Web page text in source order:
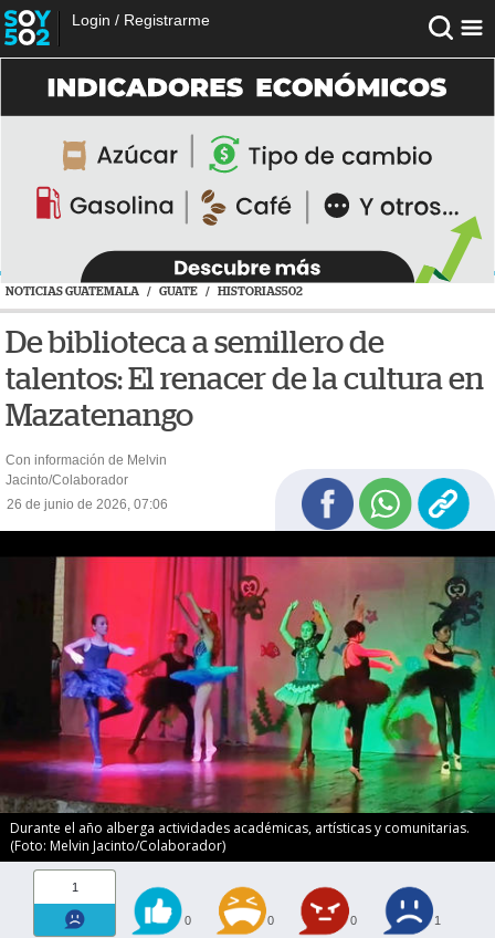
Login / Registrarme
NOTICIAS GUATEMALA / GUATE / HISTORIAS502
De biblioteca a semillero de
talentos: El renacer de la cultura en
Mazatenango
Con información de Melvin
Jacinto/Colaborador
26 de junio de 2026, 07:06
Durante el año alberga actividades académicas, artísticas y comunitarias.
(Foto: Melvin Jacinto/Colaborador)
1
0 0 0 1